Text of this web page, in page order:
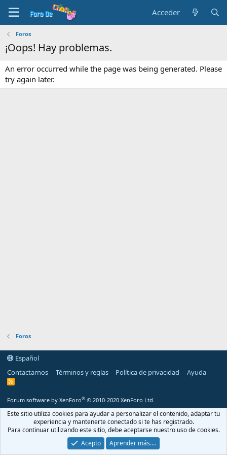
Acceder
Foros
¡Oops! Hay problemas.
An error occurred while the page was being generated. Please
try again later.
Foros
Español
Contactarnos
Términos y reglas Política de privacidad Ayuda
R
Forum software by XenForo® © 2010-2020 XenForo Ltd.
Este sitio utiliza cookies para ayudar a personalizar el contenido, adaptar tu
experiencia y mantenerte conectado si te has registrado.
Para continuar utilizando este sitio, debe aceptarse nuestro uso de cookies.
Acepto
Aprender más.…